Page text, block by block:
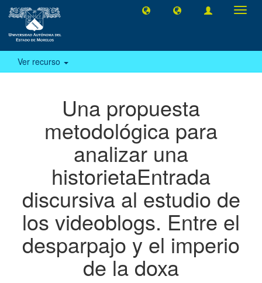
Ver recurso
Una propuesta
metodológica para
analizar una
historietaEntrada
discursiva al estudio de
los videoblogs. Entre el
desparpajo y el imperio
de la doxa